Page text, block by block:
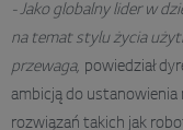
- Jako globalny lider w
na temat stylu życia
przewaga, powiedział
ambicją do
rozwiązań takich jak